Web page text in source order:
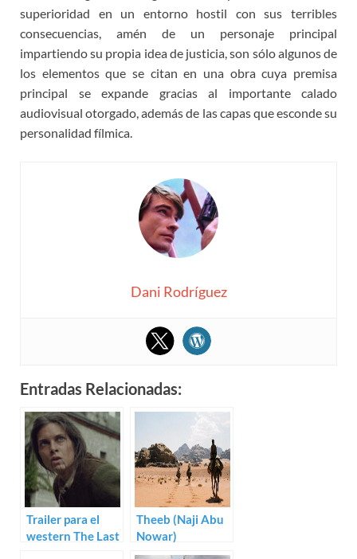
superioridad en un entorno hostil con sus terribles
consecuencias, amén de un personaje principal
impartiendo su propia idea de justicia, son sólo algunos de
los elementos que se citan en una obra cuya premisa
principal se expande gracias al importante calado
audiovisual otorgado, además de las capas que esconde su
personalidad fílmica.
Dani Rodríguez
Entradas Relacionadas:
Trailer para el
western The Last
Theeb (Naji Abu
Nowar)